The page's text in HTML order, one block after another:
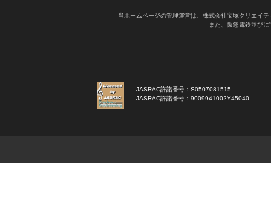
当ホームページの管理運営は、株式会社宝塚クリエイ
また、阪急電鉄並び
JASRAC許諾番号：S0507081515
JASRAC許諾番号：9009941002Y45040